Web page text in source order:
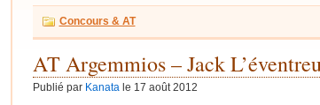
Concours & AT
AT Argemmios – Jack
Publié par Kanatale 17 août 2012